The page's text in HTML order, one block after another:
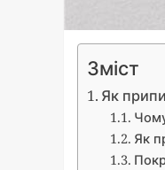
Зміст
Як
Як